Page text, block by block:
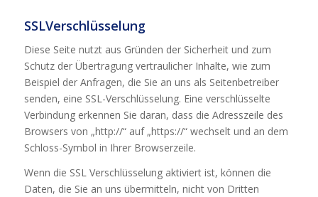
SSLVerschlüsselung
Diese Seite nutzt aus Gründen der Sicherheit und zum
Schutz der Übertragung vertraulicher Inhalte, wie zum
Beispiel der Anfragen, die Sie an uns als Seitenbetreiber
senden, eine SSL-Verschlüsselung. Eine verschlüsselte
Verbindung erkennen Sie daran, dass die Adresszeile des
Browsers von „http://“ auf „https://“ wechselt und an dem
Schloss-Symbol in Ihrer Browserzeile.
Wenn die SSL Verschlüsselung aktiviert ist, können die
Daten, die Sie an uns übermitteln, nicht von Dritten